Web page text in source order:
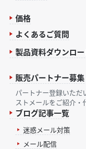
価格
よくあるご質問
製品資料ダウンロー
販売パートナー募集
パートナー登録いただ
ストメールをご紹介・
ブログ記事一覧
迷惑メール対策
メール配信